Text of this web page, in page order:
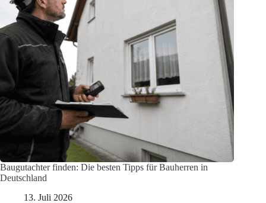
Baugutachter finden: Die besten Tipps für Bauherren in
Deutschland
13. Juli 2026